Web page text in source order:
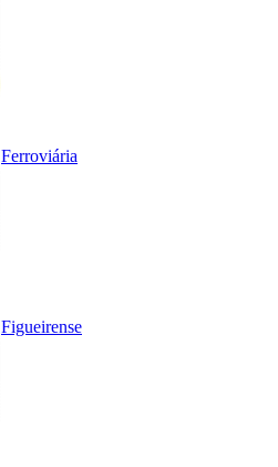
Ferroviária
Figueirense